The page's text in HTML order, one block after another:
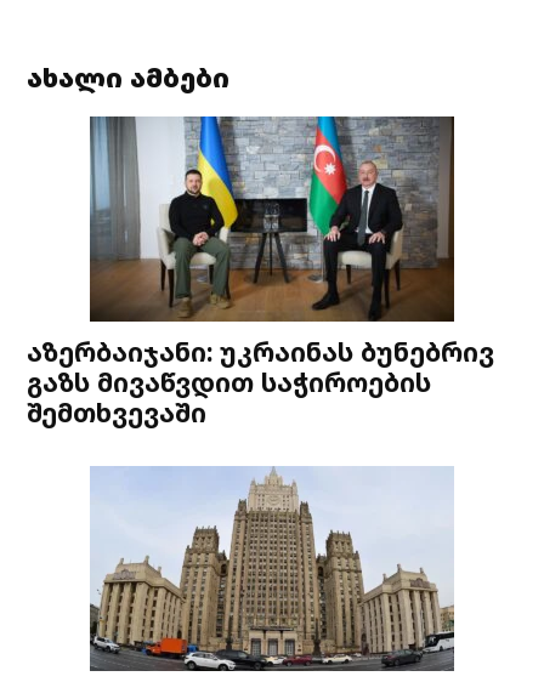
ახალი ამბები
აზერბაიჯანი: უკრაინას ბუნებრივ
გაზს მივაწვდით საჭიროების
შემთხვევაში